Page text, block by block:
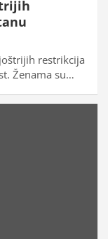
restrikcija
Ženama su…